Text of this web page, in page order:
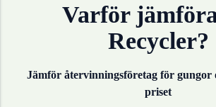
Varför
Recycler?
Jämför återvinningsföretag för gungor
priset